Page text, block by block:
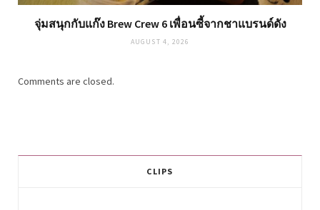
จุ่มสนุกกับแก๊ง Brew Crew 6 เพื่อนซี้จากชาแบรนด์ดัง
AUGUST 4, 2026
Comments are closed.
CLIPS